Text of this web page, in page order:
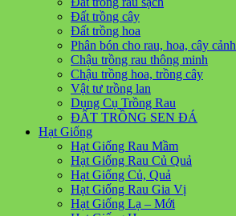
Đất trồng cây
Đất trồng hoa
Phân bón cho rau, hoa, cây cảnh
Chậu trồng rau thông minh
Chậu trồng hoa, trồng cây
Vật tư trồng lan
Dụng Cụ Trồng Rau
ĐẤT TRỒNG SEN ĐÁ
Hạt Giống
Hạt Giống Rau Mầm
Hạt Giống Rau Củ Quả
Hạt Giống Củ, Quả
Hạt Giống Rau Gia Vị
Hạt Giống Lạ – Mới